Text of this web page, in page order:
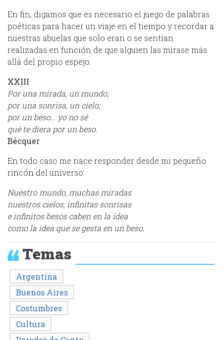
En fin, digamos que es necesario el juego de palabras
poéticas para hacer un viaje en el tiempo y recordar a
nuestras abuelas que solo eran o se sentían
realizadas en función de que alguien las mirase más
allá del propio espejo.
XXIII
Por una mirada, un mundo;
por una sonrisa, un cielo;
por un beso… yo no sé
qué te diera por un beso.
Bécquer
En todo caso me nace responder desde mi pequeño
rincón del universo:
Nuestro mundo, muchas miradas
nuestros cielos, infinitas sonrisas
e infinitos besos caben en la idea
como la idea que se gesta en un beso.
Temas
Argentina
Buenos Aires
Costumbres
Cultura